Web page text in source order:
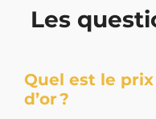
Les
Quel est le
d’or ?